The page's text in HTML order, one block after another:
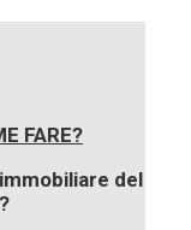
FARE?
del